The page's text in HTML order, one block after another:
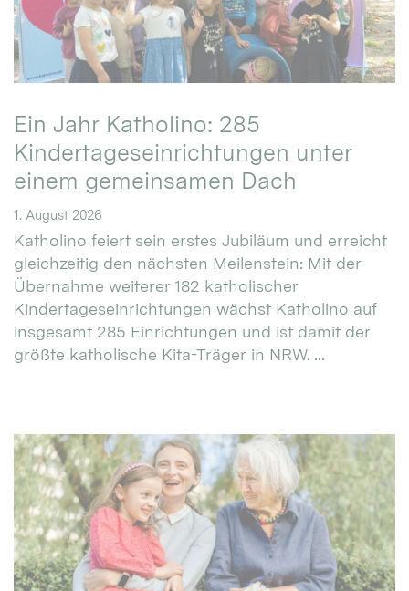
Ein Jahr Katholino: 285
Kindertageseinrichtungen unter
einem gemeinsamen Dach
1. August 2026
Katholino feiert sein erstes Jubiläum und erreicht
gleichzeitig den nächsten Meilenstein: Mit der
Übernahme weiterer 182 katholischer
Kindertageseinrichtungen wächst Katholino auf
insgesamt 285 Einrichtungen und ist damit der
größte katholische Kita-Träger in NRW. ...